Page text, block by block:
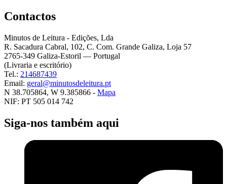
Contactos
Minutos de Leitura - Edições, Lda
R. Sacadura Cabral, 102, C. Com. Grande Galiza, Loja 57
2765-349 Galiza-Estoril — Portugal
(Livraria e escritório)
Tel.: 214687439
Email: geral@minutosdeleitura.pt
N 38.705864, W 9.385866 - Mapa
NIF: PT 505 014 742
Siga-nos também aqui